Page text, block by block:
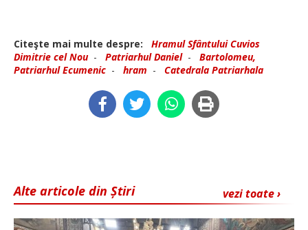
Citeşte mai multe despre:
Hramul Sfântului Cuvios
Dimitrie cel Nou- Patriarhul Daniel- Bartolomeu,
Patriarhul Ecumenic - hram - Catedrala Patriarhala
vezi toate ›
Alte articole din Știri